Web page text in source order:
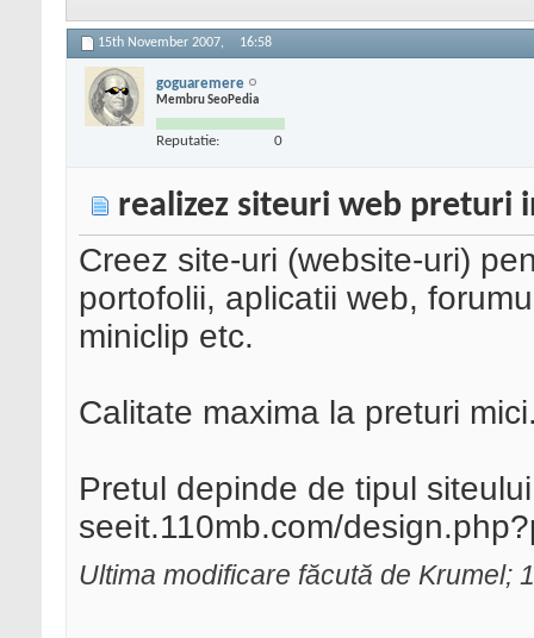
15th November 2007, 16:58
goguaremere
Membru SeoPedia
Reputatie: 0
realizez siteuri web preturi
Creez site-uri (website-uri)
portofolii, aplicatii web,
miniclip etc.
Calitate maxima la preturi
Pretul depinde de tipul
seeit.110mb.com/
Ultima modificare făcută de Krumel;